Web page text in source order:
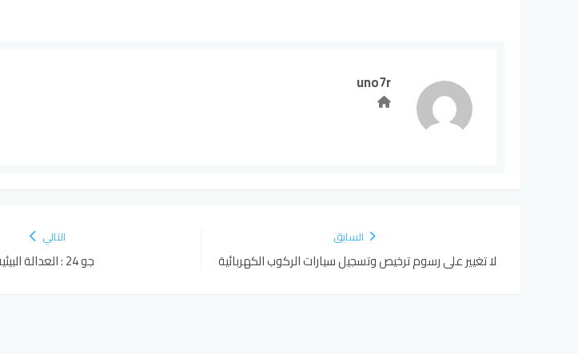
uno7r
السابق
لا تغيير على رسوم ترخيص وتسجيل سيارات الركوب الكهربائية
التالي
جو 24 : العدالة البيئية